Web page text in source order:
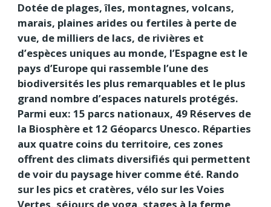
Dotée de plages, îles, montagnes, volcans,
marais, plaines arides ou fertiles à perte de
vue, de milliers de lacs, de rivières et
d’espèces uniques au monde, l’Espagne est le
pays d’Europe qui rassemble l’une des
biodiversités les plus remarquables et le plus
grand nombre d’espaces naturels protégés.
Parmi eux: 15 parcs nationaux, 49 Réserves de
la Biosphère et 12 Géoparcs Unesco. Réparties
aux quatre coins du territoire, ces zones
offrent des climats diversifiés qui permettent
de voir du paysage hiver comme été. Rando
sur les pics et cratères, vélo sur les Voies